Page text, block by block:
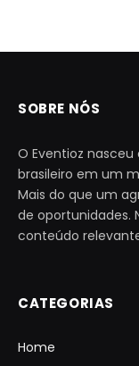
SOBRE NÓS
O Eventioz
brasileiro em um
Mais do que um
de oportunidades.
conteúdo
CATEGORIAS
Home